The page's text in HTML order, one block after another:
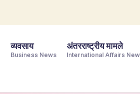
व्यवसाय
Business News
अंतरराष्ट्रीय मामले
International Affairs